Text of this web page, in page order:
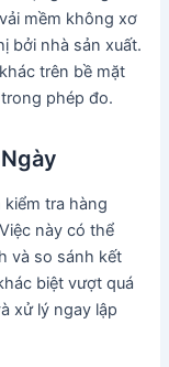
mềm không xơ
bởi nhà sản xuất.
trên bề mặt
phép đo.
tra hàng
này có thể
và so sánh kết
biệt vượt quá
xử lý ngay lập